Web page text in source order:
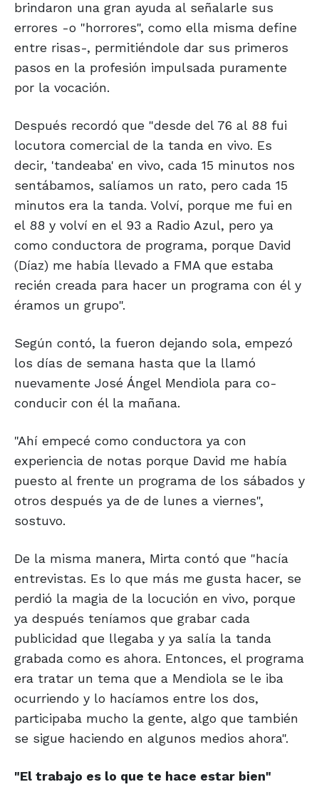
brindaron una gran ayuda al señalarle sus
errores -o "horrores", como ella misma define
entre risas-, permitiéndole dar sus primeros
pasos en la profesión impulsada puramente
por la vocación.
Después recordó que "desde del 76 al 88 fui
locutora comercial de la tanda en vivo. Es
decir, 'tandeaba' en vivo, cada 15 minutos nos
sentábamos, salíamos un rato, pero cada 15
minutos era la tanda. Volví, porque me fui en
el 88 y volví en el 93 a Radio Azul, pero ya
como conductora de programa, porque David
(Díaz) me había llevado a FMA que estaba
recién creada para hacer un programa con él y
éramos un grupo".
Según contó, la fueron dejando sola, empezó
los días de semana hasta que la llamó
nuevamente José Ángel Mendiola para co-
conducir con él la mañana.
"Ahí empecé como conductora ya con
experiencia de notas porque David me había
puesto al frente un programa de los sábados y
otros después ya de de lunes a viernes",
sostuvo.
De la misma manera, Mirta contó que "hacía
entrevistas. Es lo que más me gusta hacer, se
perdió la magia de la locución en vivo, porque
ya después teníamos que grabar cada
publicidad que llegaba y ya salía la tanda
grabada como es ahora. Entonces, el programa
era tratar un tema que a Mendiola se le iba
ocurriendo y lo hacíamos entre los dos,
participaba mucho la gente, algo que también
se sigue haciendo en algunos medios ahora".
"El trabajo es lo que te hace estar bien"